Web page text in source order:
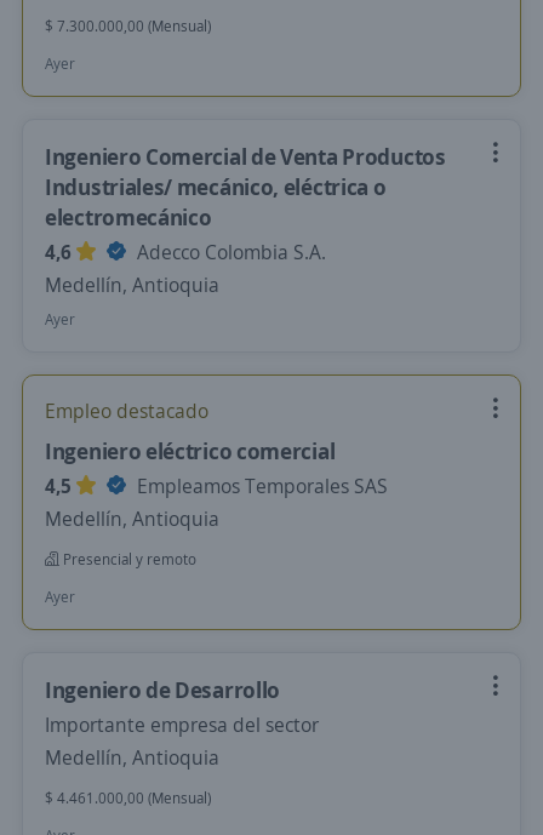
$ 7.300.000,00 (Mensual)
Ayer
Ingeniero Comercial de Venta Productos
Industriales/ mecánico, eléctrica o
electromecánico
4,6
Adecco Colombia S.A.
Medellín, Antioquia
Ayer
Empleo destacado
Ingeniero eléctrico comercial
4,5
Empleamos Temporales SAS
Medellín, Antioquia
Presencial y remoto
Ayer
Ingeniero de Desarrollo
Importante empresa del sector
Medellín, Antioquia
$ 4.461.000,00 (Mensual)